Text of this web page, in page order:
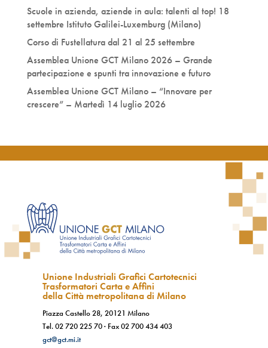
Scuole in azienda, aziende in aula: talenti al top! 18
settembre Istituto Galilei-Luxemburg (Milano)
Corso di Fustellatura dal 21 al 25 settembre
Assemblea Unione GCT Milano 2026 – Grande
partecipazione e spunti tra innovazione e futuro
Assemblea Unione GCT Milano – “Innovare per
crescere” – Martedì 14 luglio 2026
Unione Industriali Grafici Cartotecnici
Trasformatori Carta e Affini
della Città metropolitana di Milano
Piazza Castello 28, 20121 Milano
Tel.02 720 225 70· Fax02 700 434 403
gct@gct.mi.it